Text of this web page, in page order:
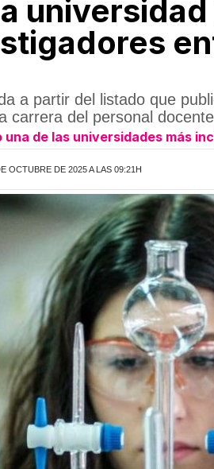
a partir del listado que
carrera del personal
una de las universidades más
OCTUBRE DE 2025 A LAS 09:21H